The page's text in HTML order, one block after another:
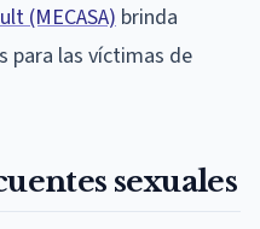
(MECASA) brinda
para las víctimas de
sexuales